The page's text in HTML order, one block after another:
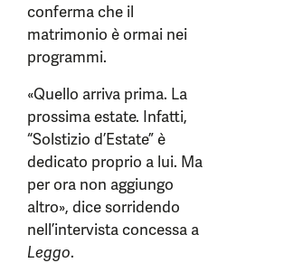
conferma che il
matrimonio è ormai nei
programmi.
«Quello arriva prima. La
prossima estate. Infatti,
“Solstizio d’Estate” è
dedicato proprio a lui. Ma
per ora non aggiungo
altro», dice sorridendo
nell’intervista concessa a
Leggo.